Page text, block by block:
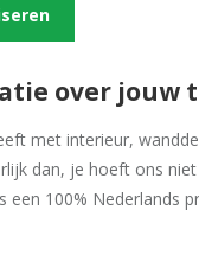
over jouw
met interieur,
dan, je hoeft ons
een 100% Nederlands